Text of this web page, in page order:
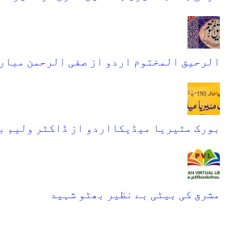
الرحیق المختوم اردو از صفی الرحمن
بورک مٹیریا میڈیکااردو از ڈاکٹر ولیم
مشرق کی بیٹی بے نظیر بھٹو شہید